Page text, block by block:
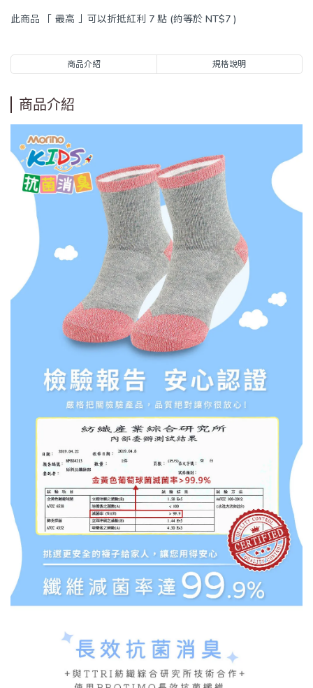
此商品 「 最高 」可以折抵紅利 7 點 (約等於 NT$7 )
商品介紹 規格說明
商品介紹